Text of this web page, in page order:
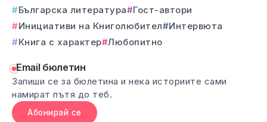
Българска литература
Гост-автори
Инициативи на Книголюбител
Интервюта
Книга с характер Любопитно
Email бюлетин
Запиши се за бюлетина и нека историите сами
намират пътя до теб.
Абонирай се